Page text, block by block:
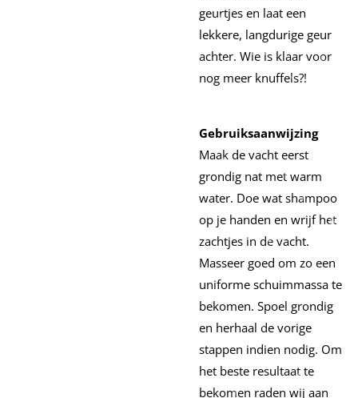
geurtjes en laat een
lekkere, langdurige geur
achter. Wie is klaar voor
nog meer knuffels?!
Gebruiksaanwijzing
Maak de vacht eerst
grondig nat met warm
water. Doe wat shampoo
op je handen en wrijf het
zachtjes in de vacht.
Masseer goed om zo een
uniforme schuimmassa te
bekomen. Spoel grondig
en herhaal de vorige
stappen indien nodig. Om
het beste resultaat te
bekomen raden wij aan